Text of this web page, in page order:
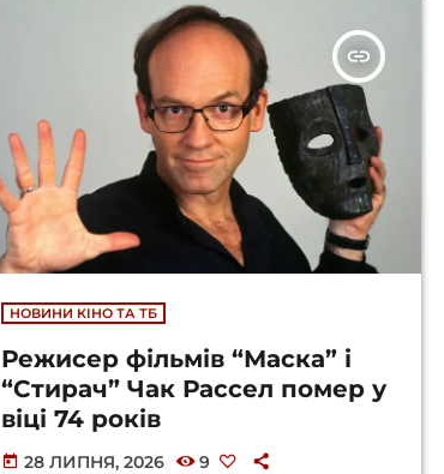
insert_link
НОВИНИ КІНО ТА ТБ
Режисер фільмів “Маска” і
“Стирач” Чак Рассел помер у
віці 74 років
today 28 ЛИПНЯ, 2026 9